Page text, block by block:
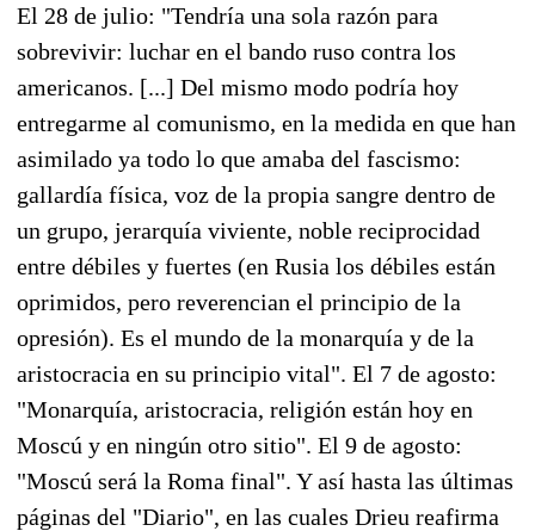
El 28 de julio: "Tendría una sola razón para
sobrevivir: luchar en el bando ruso contra los
americanos. [...] Del mismo modo podría hoy
entregarme al comunismo, en la medida en que han
asimilado ya todo lo que amaba del fascismo:
gallardía física, voz de la propia sangre dentro de
un grupo, jerarquía viviente, noble reciprocidad
entre débiles y fuertes (en Rusia los débiles están
oprimidos, pero reverencian el principio de la
opresión). Es el mundo de la monarquía y de la
aristocracia en su principio vital". El 7 de agosto:
"Monarquía, aristocracia, religión están hoy en
Moscú y en ningún otro sitio". El 9 de agosto:
"Moscú será la Roma final". Y así hasta las últimas
páginas del "Diario", en las cuales Drieu reafirma